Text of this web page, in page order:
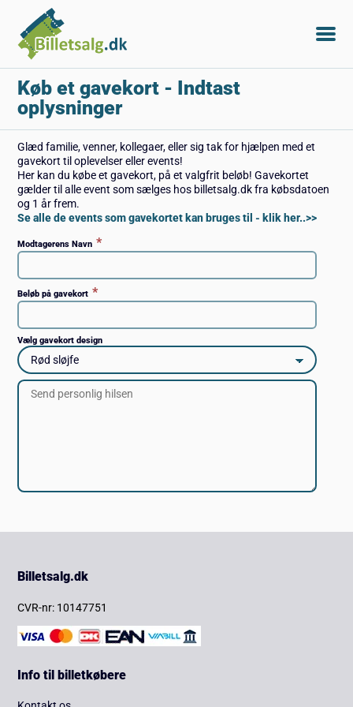
Køb et gavekort - Indtast
oplysninger
Glæd familie, venner, kollegaer, eller sig tak for hjælpen med et
gavekort til oplevelser eller events!
Her kan du købe et gavekort, på et valgfrit beløb! Gavekortet
gælder til alle event som sælges hos billetsalg.dk fra købsdatoen
og 1 år frem.
Se alle de events som gavekortet kan bruges til - klik her..>>
Modtagerens Navn *
Beløb på gavekort *
Vælg gavekort design
Billetsalg.dk
CVR-nr: 10147751
Info til billetkøbere